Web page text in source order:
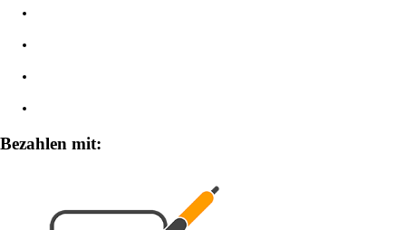
Bezahlen mit: